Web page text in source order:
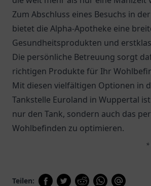
Zum Abschluss eines Besuchs in
bietet die Alpha-Apotheke eine
Gesundheitsprodukten und
Die persönliche Betreuung sorgt
richtigen Produkte für Ihr
Mit diesen vielfältigen Optionen in
Tankstelle Euroland in Wuppertal
nur den Tank, sondern auch das
Wohlbefinden zu optimieren.
*
Teilen: